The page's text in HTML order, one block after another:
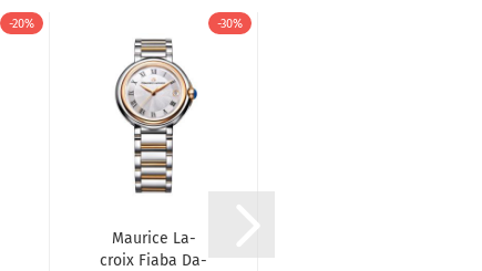
-20% -30%
Mau­rice La­
croix Fiaba Da­